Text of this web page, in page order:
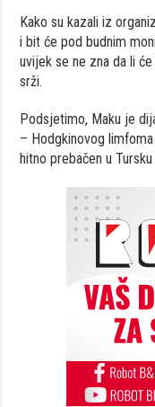
Kako su kazali iz
i bit će pod budnim
uvijek se ne zna da li
srži.
Podsjetimo, Maku je
– Hodgkinovog
hitno prebačen u